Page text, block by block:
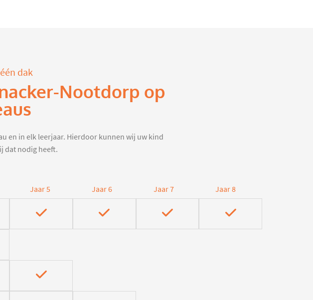
dak
Nootdorp op
en in elk leerjaar. Hierdoor kunnen wij uw kind
dat nodig heeft.
Jaar 5 Jaar 6 Jaar 7 Jaar 8